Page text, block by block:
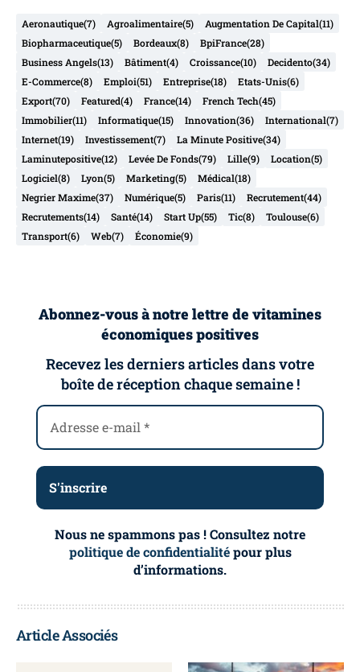
Aeronautique(7) Agroalimentaire(5) Augmentation De Capital(11)
Biopharmaceutique(5) Bordeaux(8) BpiFrance(28)
Business Angels(13) Bâtiment(4) Croissance(10) Decidento(34)
E-Commerce(8) Emploi(51) Entreprise(18) Etats-Unis(6)
Export(70) Featured(4) France(14) French Tech(45)
Immobilier(11) Informatique(15) Innovation(36) International(7)
Internet(19) Investissement(7) La Minute Positive(34)
Laminutepositive(12) Levée De Fonds(79) Lille(9) Location(5)
Logiciel(8) Lyon(5) Marketing(5) Médical(18)
Negrier Maxime(37) Numérique(5) Paris(11) Recrutement(44)
Recrutements(14) Santé(14) Start Up(55) Tic(8) Toulouse(6)
Transport(6) Web(7) Économie(9)
Abonnez-vous à notre lettre de vitamines
économiques positives
Recevez les derniers articles dans votre
boîte de réception chaque semaine !
Nous ne spammons pas ! Consultez notre
politique de confidentialitépour plus
d’informations.
Article Associés